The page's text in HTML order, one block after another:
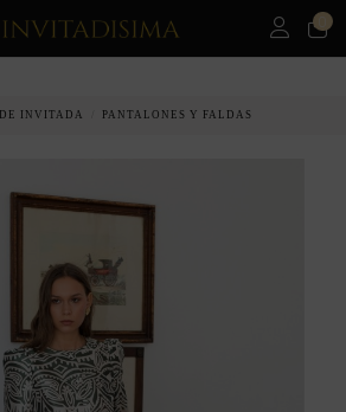
DE INVITADA PANTALONES Y FALDAS